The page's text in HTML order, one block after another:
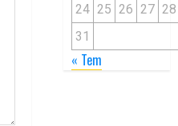
24 25 26 27 28
31
« Tem